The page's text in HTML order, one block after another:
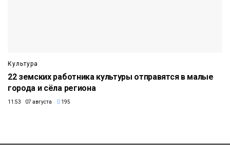
Культура
22 земских работника культуры отправятся в малые
города и сёла региона
11:53 07 августа 195